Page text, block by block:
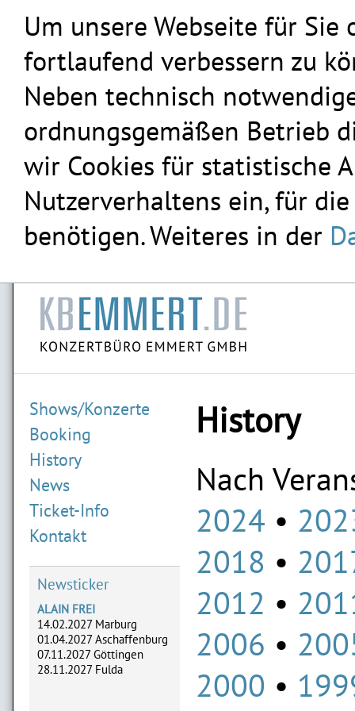
Um unsere Webseite für
fortlaufend verbessern zu
Neben technisch
ordnungsgemäßen Betrieb
wir Cookies für statistische
Nutzerverhaltens ein, für
benötigen. Weiteres in der
Shows/Konzerte
Booking
History
News
Ticket-Info
Kontakt
Newsticker
ALAIN FREI
14.02.2027 Marburg
01.04.2027 Aschaffenburg
07.11.2027 Göttingen
28.11.2027 Fulda
History
Nach
2024
2018
2012
2006
2000